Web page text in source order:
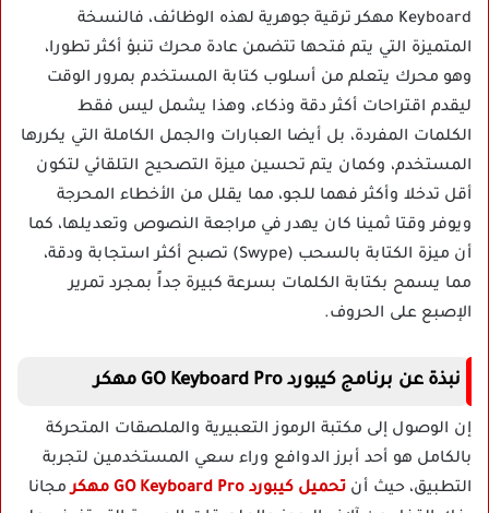
Keyboard مهكر ترقية جوهرية لهذه الوظائف، فالنسخة
المتميزة التي يتم فتحها تتضمن عادة محرك تنبؤ أكثر تطورا،
وهو محرك يتعلم من أسلوب كتابة المستخدم بمرور الوقت
ليقدم اقتراحات أكثر دقة وذكاء، وهذا يشمل ليس فقط
الكلمات المفردة، بل أيضا العبارات والجمل الكاملة التي يكررها
المستخدم، وكمان يتم تحسين ميزة التصحيح التلقائي لتكون
أقل تدخلا وأكثر فهما للجو، مما يقلل من الأخطاء المحرجة
ويوفر وقتا ثمينا كان يهدر في مراجعة النصوص وتعديلها، كما
أن ميزة الكتابة بالسحب (Swype) تصبح أكثر استجابة ودقة،
مما يسمح بكتابة الكلمات بسرعة كبيرة جداً بمجرد تمرير
الإصبع على الحروف.
نبذة عن برنامج كيبورد GO Keyboard Pro مهكر
إن الوصول إلى مكتبة الرموز التعبيرية والملصقات المتحركة
بالكامل هو أحد أبرز الدوافع وراء سعي المستخدمين لتجربة
التطبيق، حيث أن تحميل كيبورد GO Keyboard Pro مهكر
مجانا